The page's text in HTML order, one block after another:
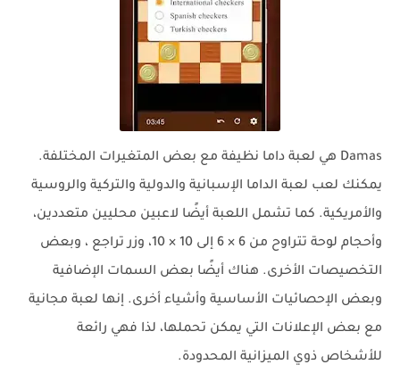
Damas هي لعبة داما نظيفة مع بعض المتغيرات المختلفة.
يمكنك لعب لعبة الداما الإسبانية والدولية والتركية والروسية
والأمريكية. كما تشمل اللعبة أيضًا لاعبين محليين متعددين،
وأحجام لوحة تتراوح من 6 × 6 إلى 10 × 10، وزر تراجع ، وبعض
التخصيصات الأخرى. هناك أيضًا بعض السمات الإضافية
وبعض الإحصائيات الأساسية وأشياء أخرى. إنها لعبة مجانية
مع بعض الإعلانات التي يمكن تحملها، لذا فهي رائعة
للأشخاص ذوي الميزانية المحدودة.